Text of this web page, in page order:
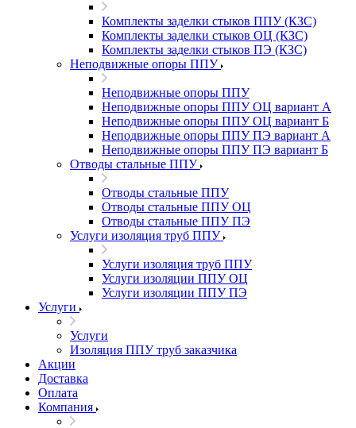
Комплекты заделки стыков ППУ (КЗС)
Комплекты заделки стыков ОЦ (КЗС)
Комплекты заделки стыков ПЭ (КЗС)
Неподвижные опоры ППУ
Неподвижные опоры ППУ
Неподвижные опоры ППУ ОЦ вариант А
Неподвижные опоры ППУ ОЦ вариант Б
Неподвижные опоры ППУ ПЭ вариант А
Неподвижные опоры ППУ ПЭ вариант Б
Отводы стальные ППУ
Отводы стальные ППУ
Отводы стальные ППУ ОЦ
Отводы стальные ППУ ПЭ
Услуги изоляция труб ППУ
Услуги изоляция труб ППУ
Услуги изоляции ППУ ОЦ
Услуги изоляции ППУ ПЭ
Услуги
Услуги
Изоляция ППУ труб заказчика
Акции
Доставка
Оплата
Компания